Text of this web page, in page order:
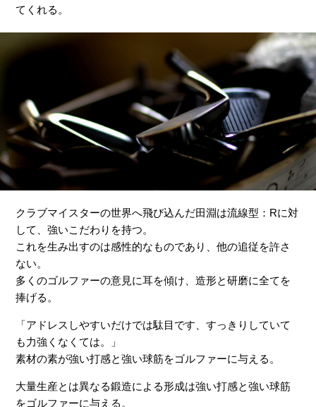
てくれる。
クラブマイスターの世界へ飛び込んだ田淵は流線型：Rに対
して、強いこだわりを持つ。
これを生み出すのは感性的なものであり、他の追従を許さ
ない。
多くのゴルファーの意見に耳を傾け、造形と研磨に全てを
捧げる。
「アドレスしやすいだけでは駄目です、すっきりしていて
も力強くなくては。」
素材の素が強い打感と強い球筋をゴルファーに与える。
大量生産とは異なる鍛造による形成は強い打感と強い球筋
をゴルファーに与える。